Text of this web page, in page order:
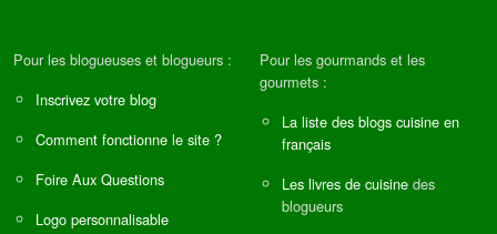
Pour les blogueuses et blogueurs :
Inscrivez votre blog
Comment fonctionne le site ?
Foire Aux Questions
Logo personnalisable
Pour les gourmands et les
gourmets :
La liste des blogs cuisine en
français
Les livres de cuisine des
blogueurs